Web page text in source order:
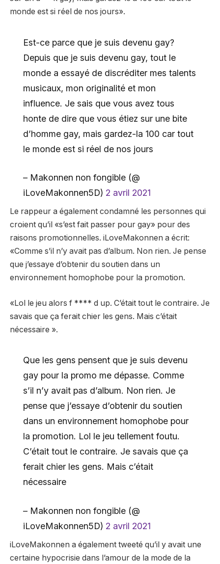
monde est si réel de nos jours».
Est-ce parce que je suis devenu gay?
Depuis que je suis devenu gay, tout le
monde a essayé de discréditer mes talents
musicaux, mon originalité et mon
influence. Je sais que vous avez tous
honte de dire que vous étiez sur une bite
d’homme gay, mais gardez-la 100 car tout
le monde est si réel de nos jours
– Makonnen non fongible (@
iLoveMakonnen5D) 2 avril 2021
Le rappeur a également condamné les personnes qui
croient qu’il «s’est fait passer pour gay» pour des
raisons promotionnelles. iLoveMakonnen a écrit:
«Comme s’il n’y avait pas d’album. Non rien. Je pense
que j’essaye d’obtenir du soutien dans un
environnement homophobe pour la promotion.
«Lol le jeu alors f **** d up. C’était tout le contraire. Je
savais que ça ferait chier les gens. Mais c’était
nécessaire ».
Que les gens pensent que je suis devenu
gay pour la promo me dépasse. Comme
s’il n’y avait pas d’album. Non rien. Je
pense que j’essaye d’obtenir du soutien
dans un environnement homophobe pour
la promotion. Lol le jeu tellement foutu.
C’était tout le contraire. Je savais que ça
ferait chier les gens. Mais c’était
nécessaire
– Makonnen non fongible (@
iLoveMakonnen5D) 2 avril 2021
iLoveMakonnen a également tweeté qu’il y avait une
certaine hypocrisie dans l’amour de la mode de la